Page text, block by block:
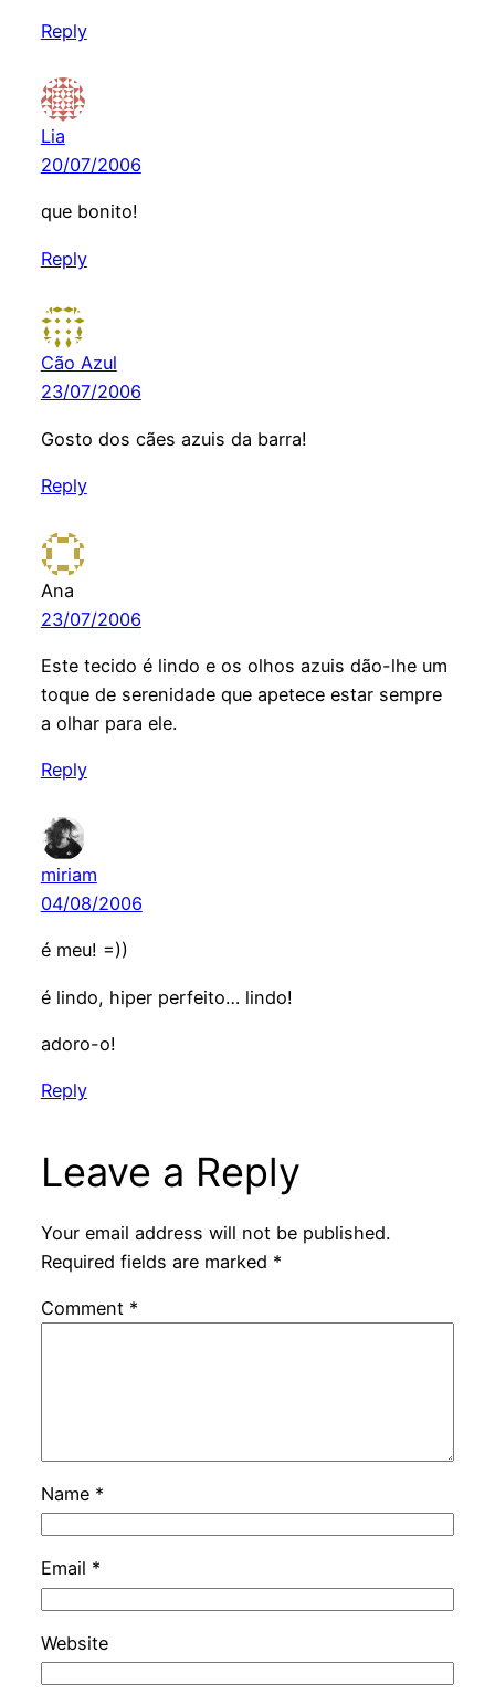
Reply
Lia
20/07/2006
que bonito!
Reply
Cão Azul
23/07/2006
Gosto dos cães azuis da barra!
Reply
Ana
23/07/2006
Este tecido é lindo e os olhos azuis dão-lhe um
toque de serenidade que apetece estar sempre
a olhar para ele.
Reply
miriam
04/08/2006
é meu! =))
é lindo, hiper perfeito… lindo!
adoro-o!
Reply
Leave a Reply
Your email address will not be published.
Required fields are marked *
Comment *
Name *
Email *
Website